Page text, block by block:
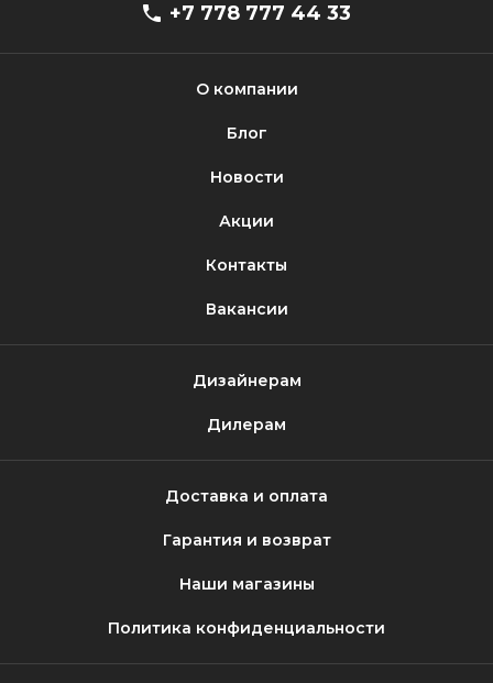
+7 778 777 44 33
О компании
Блог
Новости
Акции
Контакты
Вакансии
Дизайнерам
Дилерам
Доставка и оплата
Гарантия и возврат
Наши магазины
Политика конфиденциальности